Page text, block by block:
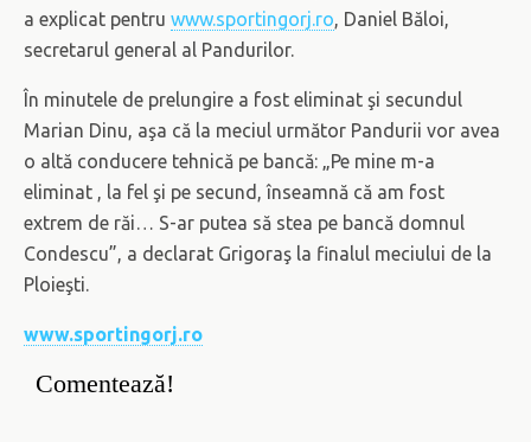
a explicat pentru www.sportingorj.ro, Daniel Băloi,
secretarul general al Pandurilor.
În minutele de prelungire a fost eliminat şi secundul
Marian Dinu, aşa că la meciul următor Pandurii vor avea
o altă conducere tehnică pe bancă: „Pe mine m-a
eliminat , la fel şi pe secund, înseamnă că am fost
extrem de răi… S-ar putea să stea pe bancă domnul
Condescu”, a declarat Grigoraş la finalul meciului de la
Ploieşti.
www.sportingorj.ro
Comentează!